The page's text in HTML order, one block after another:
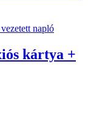
kártya +